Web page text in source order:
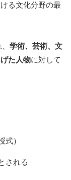
る文化分野の最
学術、芸術、文
た人物に対して
式）
される